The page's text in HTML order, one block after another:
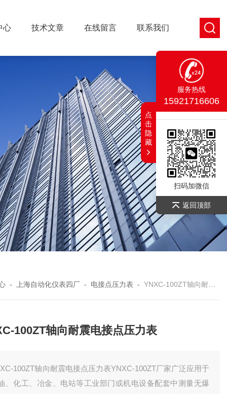
心 技术文章 在线留言 联系我们
- 上海自动化仪表四厂 - 电接点压力表 -YNXC-100ZT轴向耐震电接点压力表
100ZT轴向耐震电接点压力表
100ZT轴向耐震电接点压力表YNXC-100ZT厂家广泛应用于
、化工、冶金、电站等工业部门或机电设备配套中测量无爆
服务热线
15921716606
扫码加微信
返回顶部
点
击
隐
藏